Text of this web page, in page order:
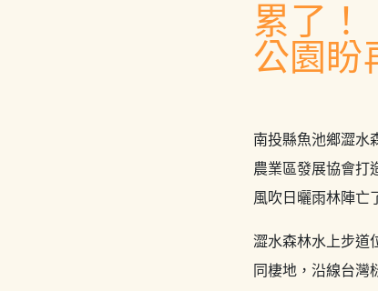
累了
公園盼
南投縣魚池鄉澀水
農業區發展協會打
風吹日曬雨林陣亡
澀水森林水上步道
同棲地，沿線台灣